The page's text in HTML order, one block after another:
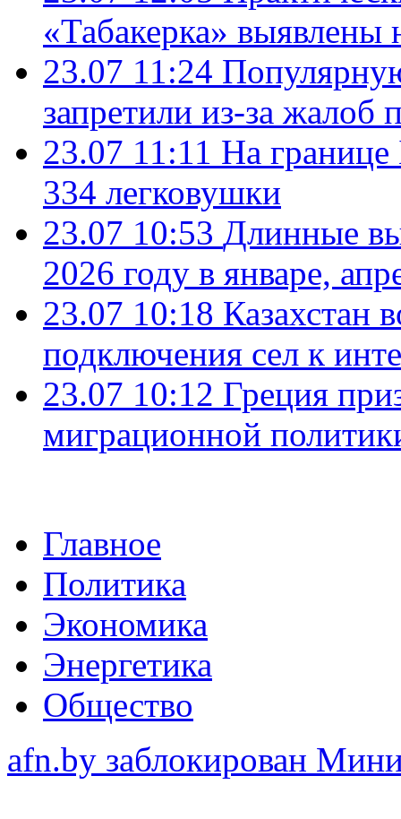
«Табакерка»
23.07 11:24
запретили из-за жалоб
23.07 11:11 На границе
334 легковушки
23.07 10:53 Длинные
2026 году в январе,
23.07 10:18 Казахстан
подключения сел к
23.07 10:12 Греция
миграционной
Главное
Политика
Экономика
Энергетика
Общество
afn.by заблокирован